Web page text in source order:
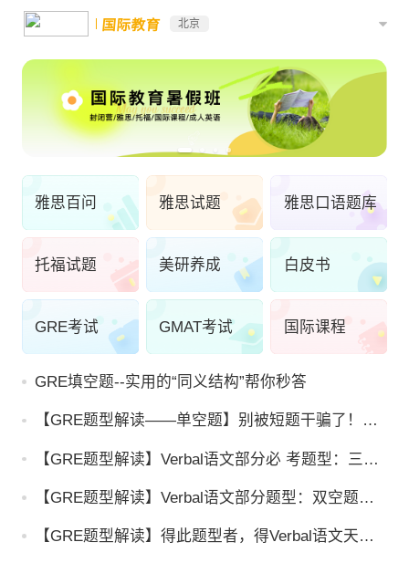
国际教育 北京
雅思百问 雅思试题 雅思口语题库
托福试题 美研养成 白皮书
GRE考试 GMAT考试 国际课程
GRE填空题--实用的“同义结构”帮你秒答
【GRE题型解读——单空题】别被短题干骗了！单
【GRE题型解读】Verbal语文部分必 考题型：三空
【GRE题型解读】Verbal语文部分题型：双空题样
【GRE题型解读】得此题型者，得Verbal语文天